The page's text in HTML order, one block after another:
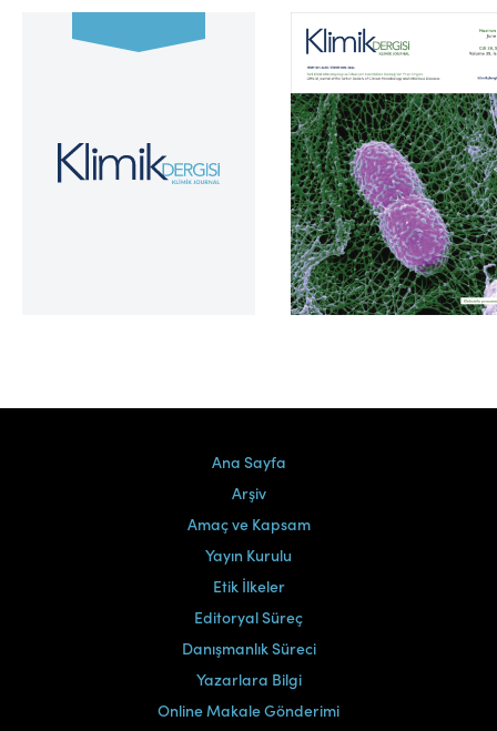
Cilt 39, Sayı 2
Ana Sayfa
Arşiv
Amaç ve Kapsam
Yayın Kurulu
Etik İlkeler
Editoryal Süreç
Danışmanlık Süreci
Yazarlara Bilgi
Online Makale Gönderimi